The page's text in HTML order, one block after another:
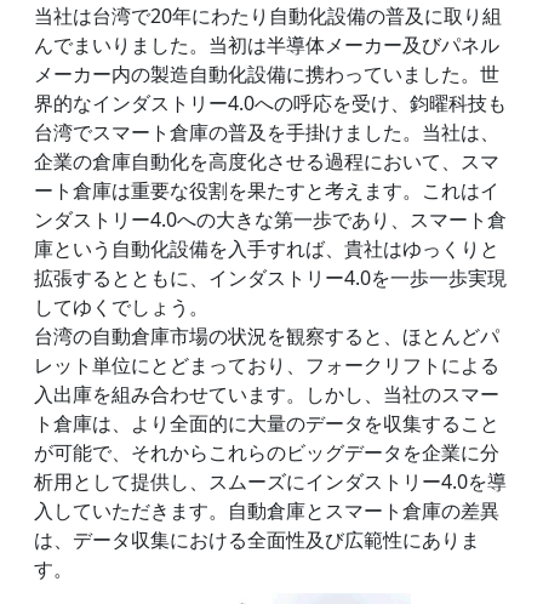
当社は台湾で20年にわたり自動化設備の普及に取り組
んでまいりました。当初は半導体メーカー及びパネル
メーカー内の製造自動化設備に携わっていました。世
界的なインダストリー4.0への呼応を受け、鈞曜科技も
台湾でスマート倉庫の普及を手掛けました。当社は、
企業の倉庫自動化を高度化させる過程において、スマ
ート倉庫は重要な役割を果たすと考えます。これはイ
ンダストリー4.0への大きな第一歩であり、スマート倉
庫という自動化設備を入手すれば、貴社はゆっくりと
拡張するとともに、インダストリー4.0を一歩一歩実現
してゆくでしょう。
台湾の自動倉庫市場の状況を観察すると、ほとんどパ
レット単位にとどまっており、フォークリフトによる
入出庫を組み合わせています。しかし、当社のスマー
ト倉庫は、より全面的に大量のデータを収集すること
が可能で、それからこれらのビッグデータを企業に分
析用として提供し、スムーズにインダストリー4.0を導
入していただきます。自動倉庫とスマート倉庫の差異
は、データ収集における全面性及び広範性にありま
す。